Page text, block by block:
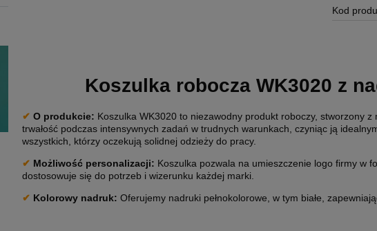
Kod
Koszulka robocza WK3020 z
✔ O produkcie: Koszulka WK3020 to niezawodny produkt roboczy, stworzony
trwałość podczas intensywnych zadań w trudnych warunkach, czyniąc ją
wszystkich, którzy oczekują solidnej odzieży do pracy.
✔ Możliwość personalizacji: Koszulka pozwala na umieszczenie logo firmy w
dostosowuje się do potrzeb i wizerunku każdej marki.
✔ Kolorowy nadruk: Oferujemy nadruki pełnokolorowe, w tym białe,